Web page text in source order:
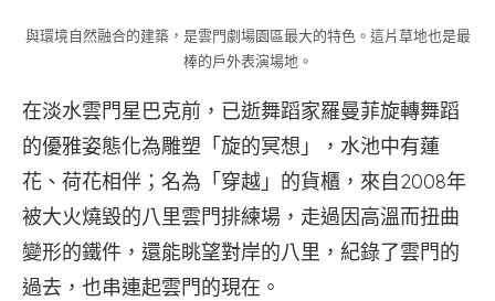
與環境自然融合的建築，是雲門劇場園區最大的特色。這片草地也是最
棒的戶外表演場地。
在淡水雲門星巴克前，已逝舞蹈家羅曼菲旋轉舞蹈
的優雅姿態化為雕塑「旋的冥想」，水池中有蓮
花、荷花相伴；名為「穿越」的貨櫃，來自2008年
被大火燒毀的八里雲門排練場，走過因高溫而扭曲
變形的鐵件，還能眺望對岸的八里，紀錄了雲門的
過去，也串連起雲門的現在。